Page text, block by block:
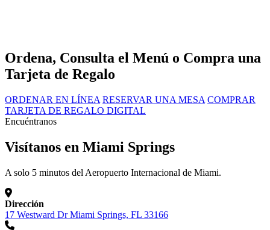
Ordena, Consulta el Menú o Compra una
Tarjeta de Regalo
ORDENAR EN LÍNEA RESERVAR UNA MESA COMPRAR
TARJETA DE REGALO DIGITAL
Encuéntranos
Visítanos en Miami Springs
A solo 5 minutos del Aeropuerto Internacional de Miami.
Dirección
17 Westward Dr Miami Springs, FL 33166